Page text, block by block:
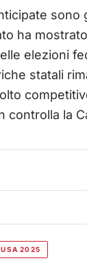
sono
ha
elezioni
statali
controlla la
USA 2025